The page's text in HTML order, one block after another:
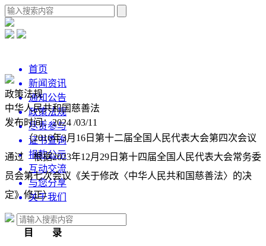
首页
新闻资讯
通知公告
政策法规
尽责参与
证书查询
捐款公示
互动交流
与您分享
关于我们
政策法规
中华人民共和国慈善法
发布时间：2024 /03/11
（2016年3月16日第十二届全国人民代表大会第四次会议
通过 根据2023年12月29日第十四届全国人民代表大会常务委
员会第七次会议《关于修改〈中华人民共和国慈善法〉的决
定》修正）
目 录